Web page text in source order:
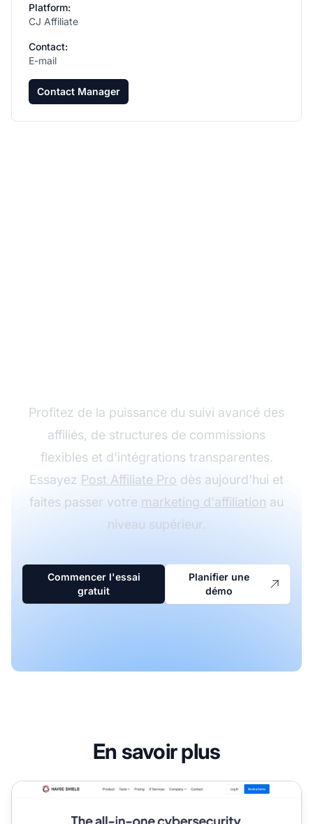
Platform:
CJ Affiliate
Contact:
E-mail
Contact Manager
Profitez de la puissance du suivi avancé des
affiliés, de structures de commissions
flexibles et d'intégrations transparentes.
Essayez Post Affiliate Pro dès aujourd'hui et
faites passer votre marketing d'affiliation au
niveau supérieur.
Commencer l'essai
gratuit
Planifier une
démo
En savoir plus
Programme d'affiliation Havoc Shield